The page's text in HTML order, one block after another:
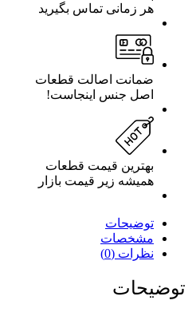
هر زمانی تماس بگیرید
ضمانت اصالت قطعات
اصل جنس اینجاست!
بهترین قیمت قطعات
همیشه زیر قیمت بازار
توضیحات
مشخصات
نظرات (0)
توضیحات